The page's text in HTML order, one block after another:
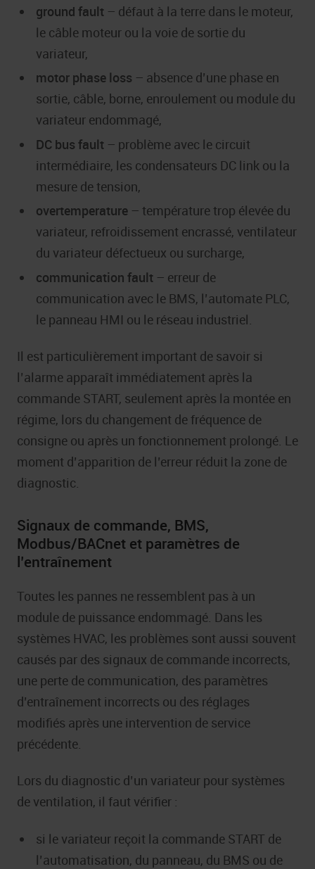
ground fault – défaut à la terre dans le moteur,
le câble moteur ou la voie de sortie du
variateur,
motor phase loss – absence d’une phase en
sortie, câble, borne, enroulement ou module du
variateur endommagé,
DC bus fault – problème avec le circuit
intermédiaire, les condensateurs DC link ou la
mesure de tension,
overtemperature – température trop élevée du
variateur, refroidissement encrassé, ventilateur
du variateur défectueux ou surcharge,
communication fault – erreur de
communication avec le BMS, l’automate PLC,
le panneau HMI ou le réseau industriel.
Il est particulièrement important de savoir si
l’alarme apparaît immédiatement après la
commande START, seulement après la montée en
régime, lors du changement de fréquence de
consigne ou après un fonctionnement prolongé. Le
moment d’apparition de l’erreur réduit la zone de
diagnostic.
Signaux de commande, BMS,
Modbus/BACnet et paramètres de
l’entraînement
Toutes les pannes ne ressemblent pas à un
module de puissance endommagé. Dans les
systèmes HVAC, les problèmes sont aussi souvent
causés par des signaux de commande incorrects,
une perte de communication, des paramètres
d’entraînement incorrects ou des réglages
modifiés après une intervention de service
précédente.
Lors du diagnostic d’un variateur pour systèmes
de ventilation, il faut vérifier :
si le variateur reçoit la commande START de
l’automatisation, du panneau, du BMS ou de